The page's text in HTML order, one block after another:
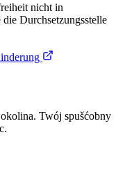
nicht in
die Durchsetzungsstelle
Twój spušćobny